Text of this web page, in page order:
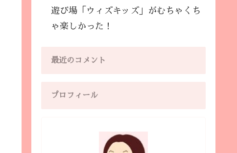
遊び場「ウィズキッズ」がむちゃくち
ゃ楽しかった！
最近のコメント
プロフィール